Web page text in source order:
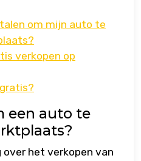
om mijn auto te
verkopen op
een auto te
over het verkopen van